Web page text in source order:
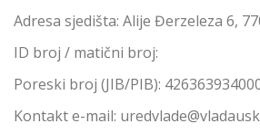
Adresa sjedišta: Alije Đerzeleza 6,
ID broj / matični broj:
Poreski broj (JIB/PIB):
Kontakt e-mail: